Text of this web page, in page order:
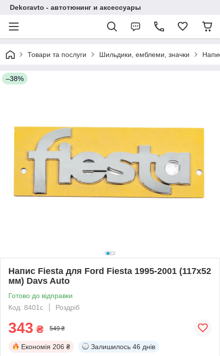
Dekoravto - автотюнинг и аксессуары
Товари та послуги Шильдики, емблеми, значки
–38%
Напис Fiesta для Ford Fiesta 1995-2001 (117х52
мм) Davs Auto
Готово до відправки
Код: 8401c
Роздріб
343 ₴ 549 ₴
Економія 206 ₴ Залишилось 46 днів